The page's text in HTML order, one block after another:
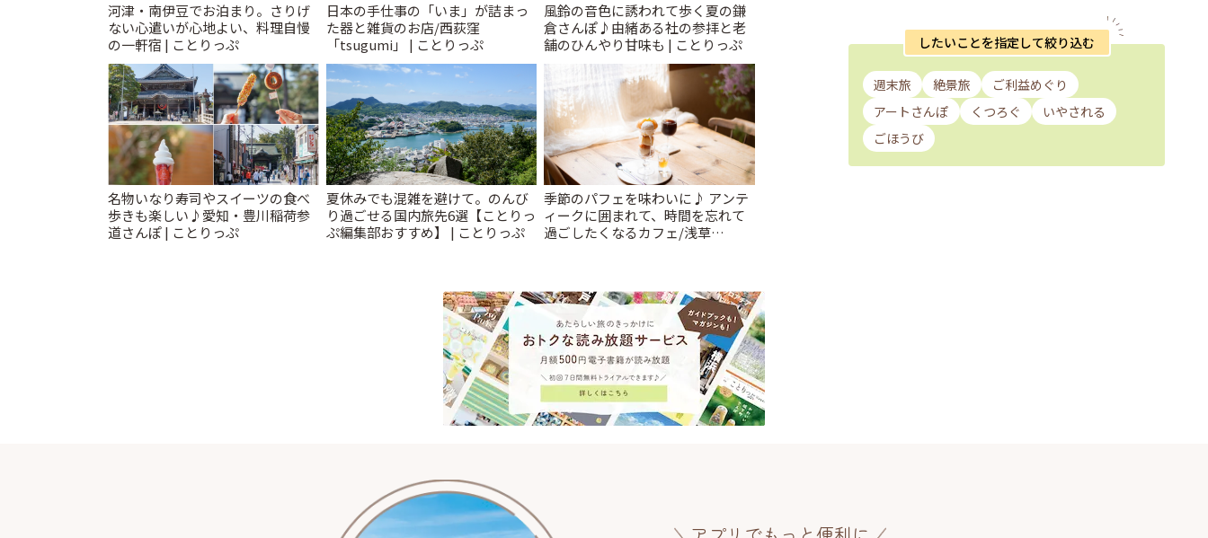
河津・南伊豆でお泊まり。さりげ
ない心遣いが心地よい、料理自慢
の一軒宿 | ことりっぷ
日本の手仕事の「いま」が詰まっ
た器と雑貨のお店/西荻窪
「tsugumi」 | ことりっぷ
風鈴の音色に誘われて歩く夏の鎌
倉さんぽ♪由緒ある社の参拝と老
舗のひんやり甘味も | ことりっぷ
名物いなり寿司やスイーツの食べ
歩きも楽しい♪愛知・豊川稲荷参
道さんぽ | ことりっぷ
夏休みでも混雑を避けて。のんび
り過ごせる国内旅先6選【ことりっ
ぷ編集部おすすめ】 | ことりっぷ
季節のパフェを味わいに♪ アンテ
ィークに囲まれて、時間を忘れて
過ごしたくなるカフェ/浅草
したいことを指定して絞り込む
週末旅 絶景旅
ご利益めぐり
アートさんぽ
くつろぐ
いやされる
ごほうび